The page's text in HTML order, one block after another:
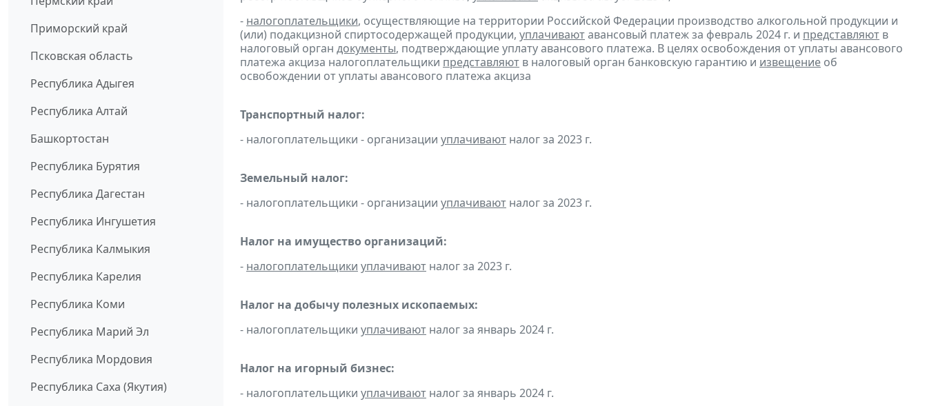
Приморский край
Псковская область
Республика Адыгея
Республика Алтай
Башкортостан
Республика Бурятия
Республика Дагестан
Республика Ингушетия
Республика Калмыкия
Республика Карелия
Республика Коми
Республика Марий Эл
Республика Мордовия
Республика Саха (Якутия)
- налогоплательщики, осуществляющие на территории Российской Федерации производство алкогольной продукции и
(или) подакцизной спиртосодержащей продукции, уплачиваютавансовый платеж за февраль 2024 г. и представляют в
налоговый орган документы, подтверждающие уплату авансового платежа. В целях освобождения от уплаты авансового
платежа акциза налогоплательщики представляют в налоговый орган банковскую гарантию и извещение об
освобождении от уплаты авансового платежа акциза
Транспортный налог:
- налогоплательщики - организации уплачивают налог за 2023 г.
Земельный налог:
- налогоплательщики - организации уплачивают налог за 2023 г.
Налог на имущество организаций:
- налогоплательщики уплачивают налог за 2023 г.
Налог на добычу полезных ископаемых:
- налогоплательщики уплачивают налог за январь 2024 г.
Налог на игорный бизнес:
- налогоплательщики уплачивают налог за январь 2024 г.